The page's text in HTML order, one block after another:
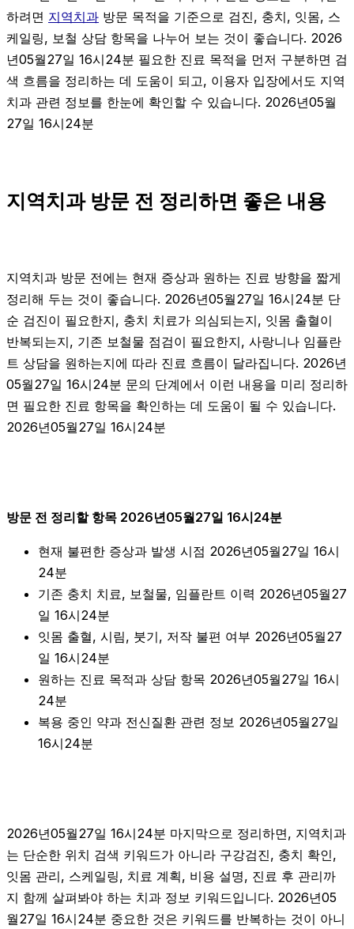
하려면 지역치과 방문 목적을 기준으로 검진, 충치, 잇몸, 스
케일링, 보철 상담 항목을 나누어 보는 것이 좋습니다. 2026
년05월27일 16시24분 필요한 진료 목적을 먼저 구분하면 검
색 흐름을 정리하는 데 도움이 되고, 이용자 입장에서도 지역
치과 관련 정보를 한눈에 확인할 수 있습니다. 2026년05월
27일 16시24분
지역치과 방문 전 정리하면 좋은 내용
지역치과 방문 전에는 현재 증상과 원하는 진료 방향을 짧게
정리해 두는 것이 좋습니다. 2026년05월27일 16시24분 단
순 검진이 필요한지, 충치 치료가 의심되는지, 잇몸 출혈이
반복되는지, 기존 보철물 점검이 필요한지, 사랑니나 임플란
트 상담을 원하는지에 따라 진료 흐름이 달라집니다. 2026년
05월27일 16시24분 문의 단계에서 이런 내용을 미리 정리하
면 필요한 진료 항목을 확인하는 데 도움이 될 수 있습니다.
2026년05월27일 16시24분
방문 전 정리할 항목 2026년05월27일 16시24분
현재 불편한 증상과 발생 시점 2026년05월27일 16시
24분
기존 충치 치료, 보철물, 임플란트 이력 2026년05월27
일 16시24분
잇몸 출혈, 시림, 붓기, 저작 불편 여부 2026년05월27
일 16시24분
원하는 진료 목적과 상담 항목 2026년05월27일 16시
24분
복용 중인 약과 전신질환 관련 정보 2026년05월27일
16시24분
2026년05월27일 16시24분 마지막으로 정리하면, 지역치과
는 단순한 위치 검색 키워드가 아니라 구강검진, 충치 확인,
잇몸 관리, 스케일링, 치료 계획, 비용 설명, 진료 후 관리까
지 함께 살펴봐야 하는 치과 정보 키워드입니다. 2026년05
월27일 16시24분 중요한 것은 키워드를 반복하는 것이 아니